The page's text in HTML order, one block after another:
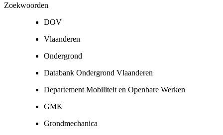
Zoekwoorden
DOV
Vlaanderen
Ondergrond
Databank Ondergrond Vlaanderen
Departement Mobiliteit en Openbare Werken
GMK
Grondmechanica